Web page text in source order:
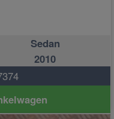
Sedan
2010